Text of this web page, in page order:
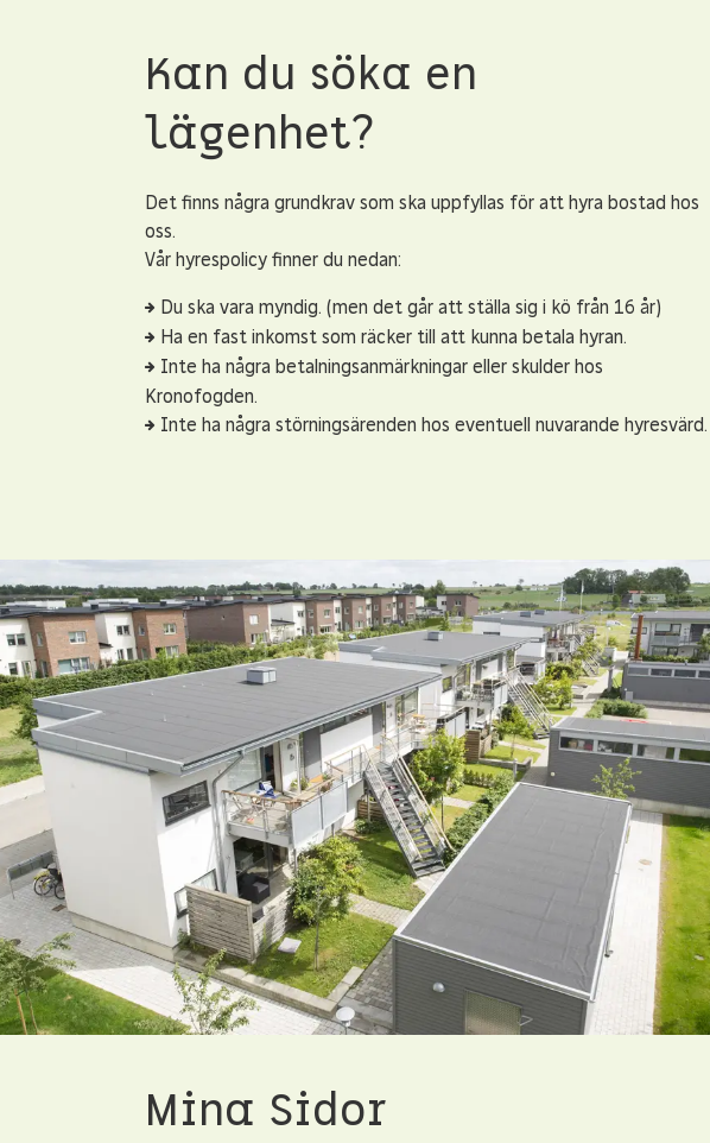
Kan du söka en
lägenhet?
Det finns några grundkrav som ska uppfyllas för att hyra bostad hos
oss.
Vår hyrespolicy finner du nedan:
Du ska vara myndig. (men det går att ställa sig i kö från 16 år)
Ha en fast inkomst som räcker till att kunna betala hyran.
Inte ha några betalningsanmärkningar eller skulder hos
Kronofogden.
Inte ha några störningsärenden hos eventuell nuvarande hyresvärd.
Mina Sidor